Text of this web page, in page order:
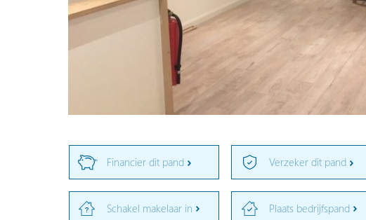
Financier dit pand Verzeker dit pand
Schakel makelaar in Plaats bedrijfspand